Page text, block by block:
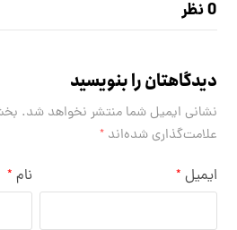
0 نظر
دیدگاهتان را بنویسید
نشانی ایمیل شما منتشر نخواهد شد.
علامت‌گذاری شده‌اند*
نام * ایمیل *